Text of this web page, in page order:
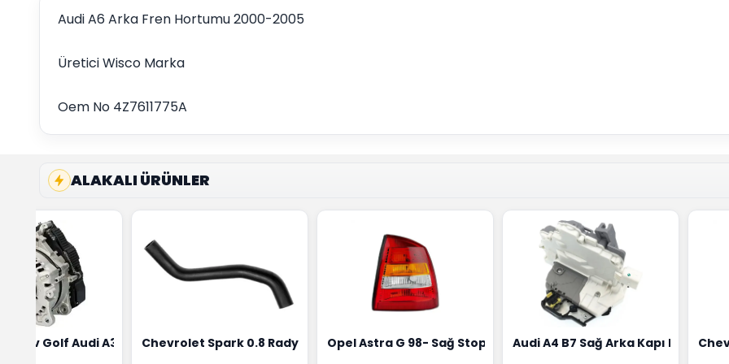
Audi A6 Arka Fren Hortumu 2000-2005
Üretici Wisco Marka
Oem No 4Z7611775A
ALAKALI ÜRÜNLER
Bosch Marka 1628HN-0258010081
Wv Golf Audi A3 Şarj Alternatörü Valeo Marka 05E903018G
Chevrolet Spark 0.8 Radyatör Üst Hortumu Rapro Marka 96591464
Opel Astra G 98- Sağ Stop Lambası Depo Marka 6223020
Audi A4 B7 Sağ Arka Kapı Kilit